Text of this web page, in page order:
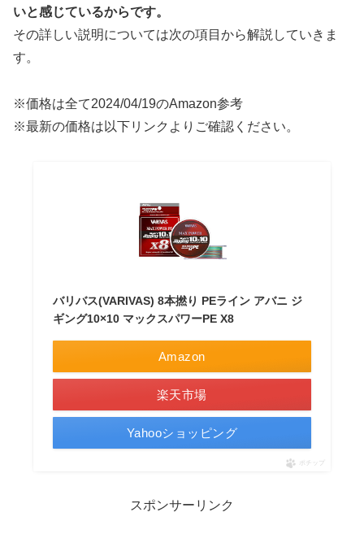
いと感じているからです。
その詳しい説明については次の項目から解説していきま
す。
※価格は全て2024/04/19のAmazon参考
※最新の価格は以下リンクよりご確認ください。
バリバス(VARIVAS) 8本撚り PEライン アバニ ジ
ギング10×10 マックスパワーPE X8
Amazon
楽天市場
Yahooショッピング
ポチップ
スポンサーリンク